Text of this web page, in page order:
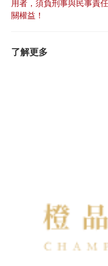
用者，須負刑事與民事責
關權益！
了解更多